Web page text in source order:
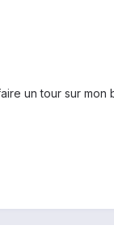
un tour sur